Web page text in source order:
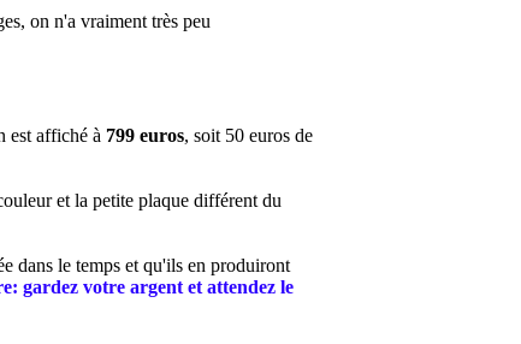
on n'a vraiment très peu
est affiché à 799 euros, soit 50 euros de
et la petite plaque différent du
dans le temps et qu'ils en produiront
gardez votre argent et attendez le